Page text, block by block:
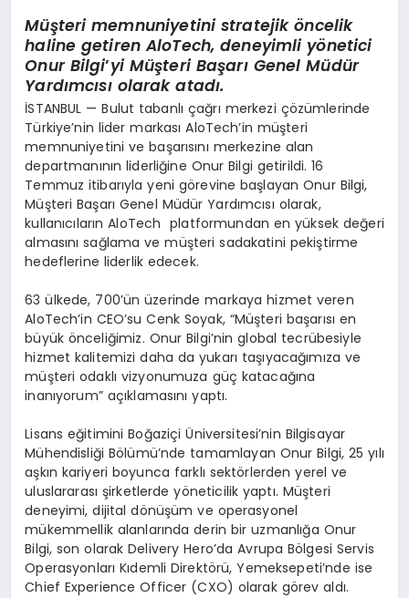
Müşteri memnuniyetini stratejiköncelik
haline getiren AloTech, deneyimli yönetici
Onur Bilgi’yi Müşteri Başarı Genel Müdür
Yardımcısı olarak atadı.
İSTANBUL — Bulut tabanlı çağrı merkezi çözümlerinde
Türkiye’nin lider markası AloTech’in müşteri
memnuniyetini ve başarısını merkezine alan
departmanının liderliğine Onur Bilgi getirildi. 16
Temmuz itibarıyla yeni görevine başlayan Onur Bilgi,
Müşteri Başarı Genel Müdür Yardımcısı olarak,
kullanıcıların AloTech platformundan en yüksek değeri
almasını sağlama ve müşteri sadakatini pekiştirme
hedeflerine liderlik edecek.
63 ülkede, 700’ün üzerinde markaya hizmet veren
AloTech’in CEO’su Cenk Soyak, “Müşteri başarısı en
büyük önceliğimiz. Onur Bilgi’nin global tecrübesiyle
hizmet kalitemizi daha da yukarı taşıyacağımıza ve
müşteri odaklı vizyonumuza güç katacağına
inanıyorum” açıklamasını yaptı.
Lisans eğitimini Boğaziçi Üniversitesi’nin Bilgisayar
Mühendisliği Bölümü’nde tamamlayan Onur Bilgi, 25 yılı
aşkın kariyeri boyunca farklı sektörlerden yerel ve
uluslararası şirketlerde yöneticilik yaptı. Müşteri
deneyimi, dijital dönüşüm ve operasyonel
mükemmellik alanlarında derin bir uzmanlığa Onur
Bilgi, son olarak Delivery Hero’da Avrupa Bölgesi Servis
Operasyonları Kıdemli Direktörü, Yemeksepeti’nde ise
Chief Experience Officer (CXO) olarak görev aldı.